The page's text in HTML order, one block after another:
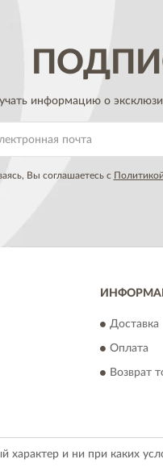
информацию о
Вы соглашаетесь с
Доставка
Оплата
Возврат
и ни при каких